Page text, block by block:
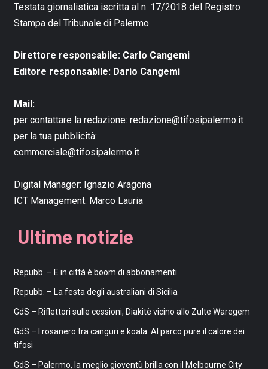
Testata giornalistica iscritta al n. 17/2018 del Registro
Stampa del Tribunale di Palermo
Direttore responsabile: Carlo Cangemi
Editore responsabile: Dario Cangemi
Mail:
per contattare la redazione: redazione@tifosipalermo.it
per la tua pubblicità:
commerciale@tifosipalermo.it
Digital Manager: Ignazio Aragona
ICT Management: Marco Lauria
Ultime notizie
Repubb. – E in città è boom di abbonamenti
Repubb. – La festa degli australiani di Sicilia
GdS – Riflettori sulle cessioni, Diakitè vicino allo Zulte Waregem
GdS – I rosanero tra canguri e koala. Al parco pure il calore dei
tifosi
GdS – Palermo, la meglio gioventù brilla con il Melbourne City